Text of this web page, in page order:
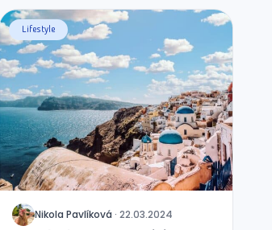
J Nikola Pavlíková · 22.03.2024
Lifestyle